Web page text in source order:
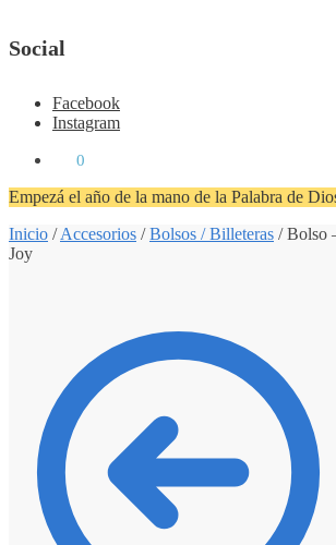
Social
Facebook
Instagram
0
Empezá el año de la mano de la Palabra de
Inicio /Accesorios /Bolsos / Billeteras /Bolso
Joy